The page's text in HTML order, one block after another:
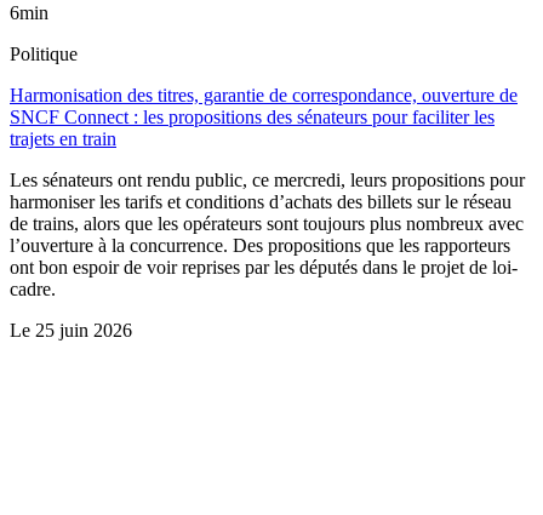
6min
Politique
Harmonisation des titres, garantie de correspondance, ouverture de
SNCF Connect : les propositions des sénateurs pour faciliter les
trajets en train
Les sénateurs ont rendu public, ce mercredi, leurs propositions pour
harmoniser les tarifs et conditions d’achats des billets sur le réseau
de trains, alors que les opérateurs sont toujours plus nombreux avec
l’ouverture à la concurrence. Des propositions que les rapporteurs
ont bon espoir de voir reprises par les députés dans le projet de loi-
cadre.
Le 25 juin 2026